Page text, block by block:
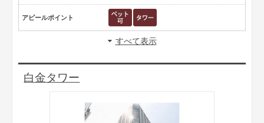
アピールポイント
すべて表示
白金タワー